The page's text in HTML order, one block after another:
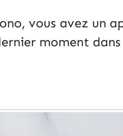
vous avez un
moment dans